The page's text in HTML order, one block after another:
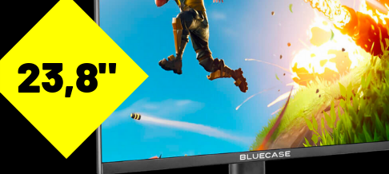
23,8"